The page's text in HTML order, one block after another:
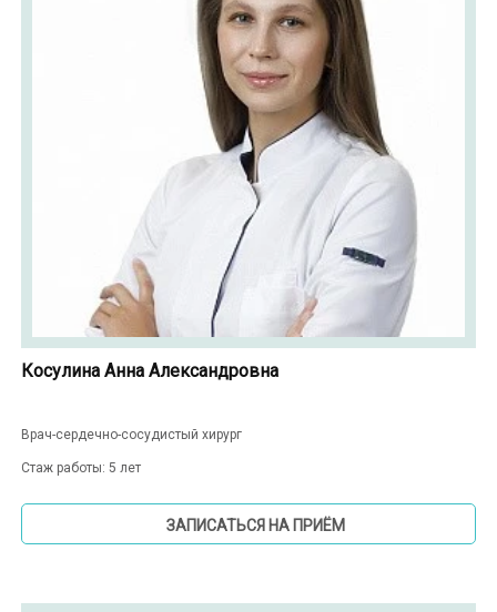
Косулина Анна Александровна
Врач-сердечно-сосудистый хирург
Стаж работы: 5 лет
ЗАПИСАТЬСЯ НА ПРИЁМ